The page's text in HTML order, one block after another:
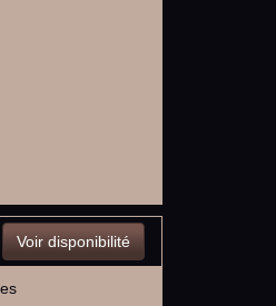
Voir disponibilité